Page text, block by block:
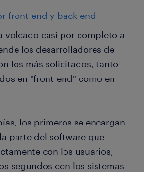
front-end y back-end
volcado casi por completo a
los desarrolladores de
los más solicitados, tanto
en "front-end" como en
los primeros se encargan
parte del software que
con los usuarios,
segundos con los sistemas